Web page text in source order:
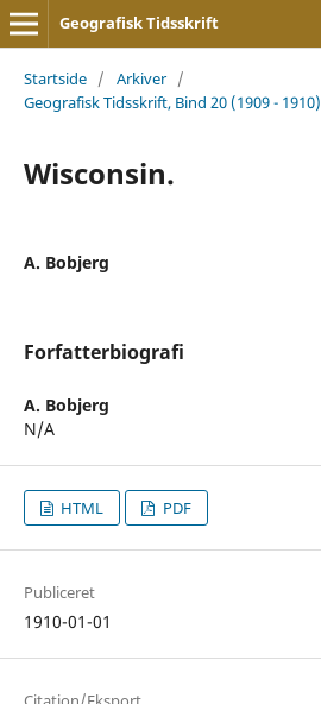
Geografisk Tidsskrift
Startside / Arkiver /
Geografisk Tidsskrift, Bind 20 (1909 - 1910)
Wisconsin.
A. Bobjerg
Forfatterbiografi
A. Bobjerg
N/A
HTML PDF
Publiceret
1910-01-01